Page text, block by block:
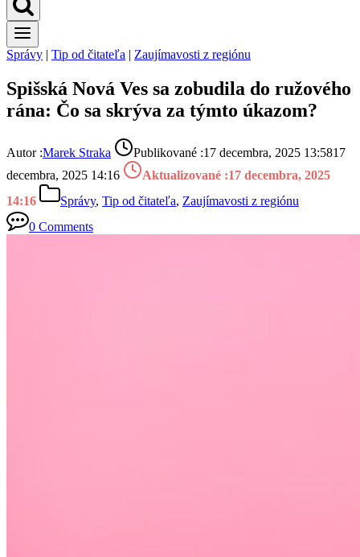
Správy | Tip od čitateľa | Zaujímavosti z regiónu
Spišská Nová Ves sa zobudila do ružového
rána: Čo sa skrýva za týmto úkazom?
Autor :Marek Straka Publikované :17 decembra, 2025 13:5817
decembra, 2025 14:16
Aktualizované :17 decembra, 2025
14:16
Správy, Tip od čitateľa, Zaujímavosti z regiónu
0 Comments